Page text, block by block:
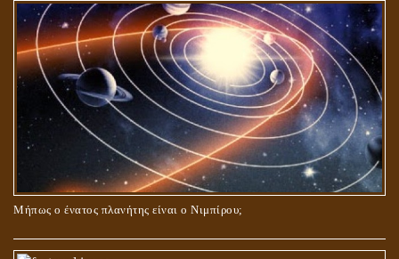
Μήπως ο ένατος πλανήτης είναι ο Νιμπίρου;